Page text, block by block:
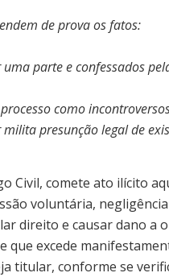
de prova os fatos:
parte e confessados
como
milita presunção legal de
Civil, comete ato ilícito
voluntária,
direito e causar dano a
que excede
titular, conforme se